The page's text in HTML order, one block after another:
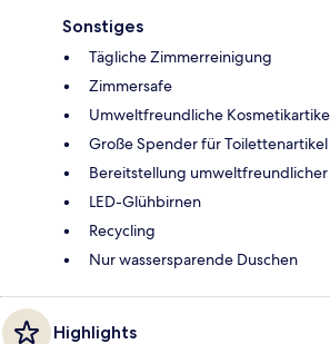
Sonstiges
Tägliche Zimmerreinigung
Zimmersafe
Umweltfreundliche
Große Spender für Toilettenartikel
Bereitstellung
LED-Glühbirnen
Recycling
Nur wassersparende Duschen
Highlights